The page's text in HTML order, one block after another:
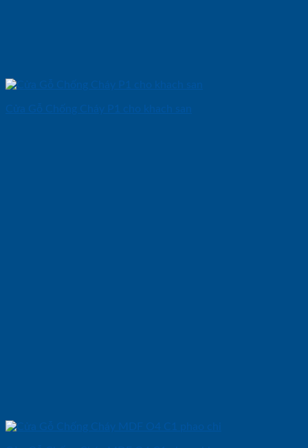
Cửa Gỗ Chống Cháy P1 cho khach san